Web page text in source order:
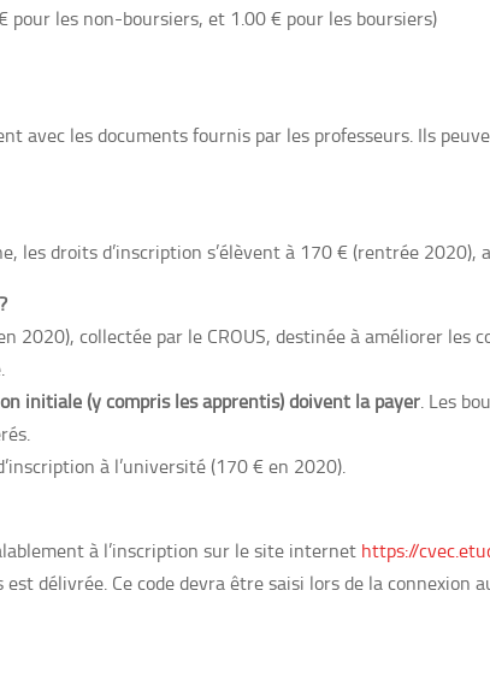
les non-boursiers, et 1.00 € pour les boursiers)
avec les documents fournis par les professeurs. Ils
les droits d’inscription s’élèvent à 170 € (rentrée
2020), collectée par le CROUS, destinée à améliorer
initiale (y compris les apprentis) doivent la payer. Les
à l’université (170 € en 2020).
à l’inscription sur le site internet https://
délivrée. Ce code devra être saisi lors de la connexion